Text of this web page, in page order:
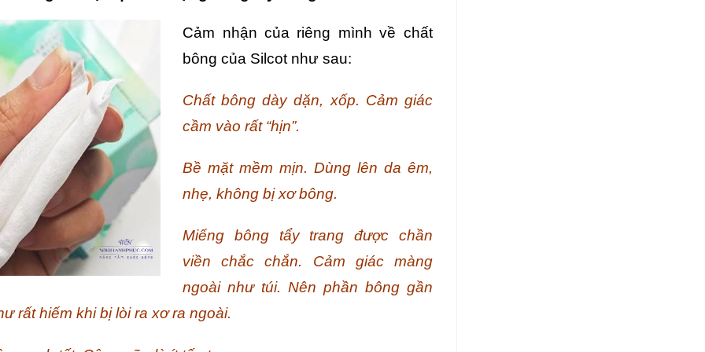
Cảm nhận của riêng mình về chất
bông của Silcot như sau:
Chất bông dày dặn, xốp. Cảm giác
cầm vào rất “hịn”.
Bề mặt mềm mịn. Dùng lên da êm,
nhẹ, không bị xơ bông.
Miếng bông tẩy trang được chần
viền chắc chắn. Cảm giác màng
ngoài như túi. Nên phần bông gần
rất hiếm khi bị lòi ra xơ ra ngoài.